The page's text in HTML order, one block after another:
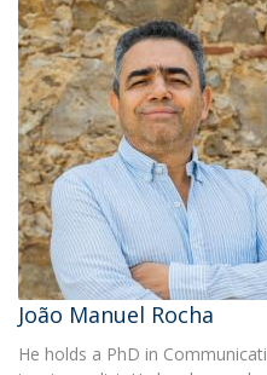
João Manuel Rocha
He holds a PhD in